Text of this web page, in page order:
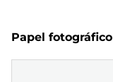
Papel fotográfico